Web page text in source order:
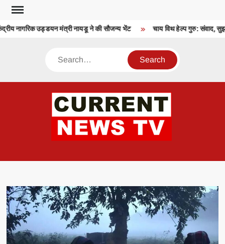
Skip
content
नागरिक उड्डयन मंत्री नायडू ने की सौजन्य भेंट चाय विथ हेल्प गुरु: संवाद,
Search